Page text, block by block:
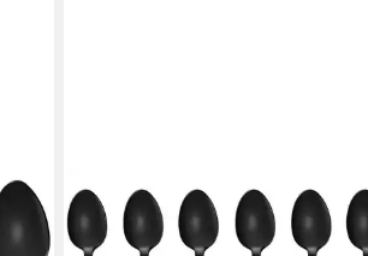
GRÄWE
Latte-Macchiato-Löffel GRÄWE Latte
Macchiato Löffel 6 Stück, Edelstahl -